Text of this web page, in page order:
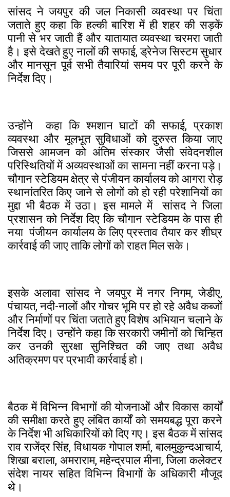
सांसद ने जयपुर की जल निकासी व्यवस्था पर चिंता
जताते हुए कहा कि हल्की बारिश में ही शहर की सड़कें
पानी से भर जाती हैं और यातायात व्यवस्था चरमरा जाती
है। इसे देखते हुए नालों की सफाई, ड्रेनेज सिस्टम सुधार
और मानसून पूर्व सभी तैयारियां समय पर पूरी करने के
निर्देश दिए।
उन्होंने कहा कि श्मशान घाटों की सफाई, प्रकाश
व्यवस्था और मूलभूत सुविधाओं को दुरुस्त किया जाए
जिससे आमजन को अंतिम संस्कार जैसी संवेदनशील
परिस्थितियों में अव्यवस्थाओं का सामना नहीं करना पड़े।
चौगान स्टेडियम क्षेत्र से पंजीयन कार्यालय को आगरा रोड़
स्थानांतरित किए जाने से लोगों को हो रही परेशानियों का
मुद्दा भी बैठक में उठा। इस मामले में सांसद ने जिला
प्रशासन को निर्देश दिए कि चौगान स्टेडियम के पास ही
नया पंजीयन कार्यालय के लिए प्रस्ताव तैयार कर शीघ्र
कार्रवाई की जाए ताकि लोगों को राहत मिल सके।
इसके अलावा सांसद ने जयपुर में नगर निगम, जेडीए,
पंचायत, नदी-नालों और गोचर भूमि पर हो रहे अवैध कब्जों
और निर्माणों पर चिंता जताते हुए विशेष अभियान चलाने के
निर्देश दिए। उन्होंने कहा कि सरकारी जमीनों को चिन्हित
कर उनकी सुरक्षा सुनिश्चित की जाए तथा अवैध
अतिक्रमण पर प्रभावी कार्रवाई हो।
बैठक में विभिन्न विभागों की योजनाओं और विकास कार्यों
की समीक्षा करते हुए लंबित कार्यों को समयबद्ध पूरा करने
के निर्देश भी अधिकारियों को दिए गए। इस बैठक में सांसद
राव राजेंद्र सिंह, विधायक गोपाल शर्मा, बालमुकुन्दआचार्य,
शिखा बराला, अमराराम, महेन्द्रपाल मीना, जिला कलेक्टर
संदेश नायर सहित विभिन्न विभागों के अधिकारी मौजूद
थे।